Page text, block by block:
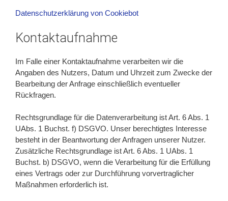
Datenschutzerklärung von Cookiebot
Kontaktaufnahme
Im Falle einer Kontaktaufnahme verarbeiten wir die
Angaben des Nutzers, Datum und Uhrzeit zum Zwecke der
Bearbeitung der Anfrage einschließlich eventueller
Rückfragen.
Rechtsgrundlage für die Datenverarbeitung ist Art. 6 Abs. 1
UAbs. 1 Buchst. f) DSGVO. Unser berechtigtes Interesse
besteht in der Beantwortung der Anfragen unserer Nutzer.
Zusätzliche Rechtsgrundlage ist Art. 6 Abs. 1 UAbs. 1
Buchst. b) DSGVO, wenn die Verarbeitung für die Erfüllung
eines Vertrags oder zur Durchführung vorvertraglicher
Maßnahmen erforderlich ist.